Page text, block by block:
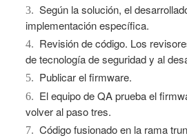
3. Según la solución, el
implementación específica.
4. Revisión de código. Los
de tecnología de seguridad y al
5. Publicar el firmware.
6. El equipo de QA prueba el
volver al paso tres.
7. Código fusionado en la rama